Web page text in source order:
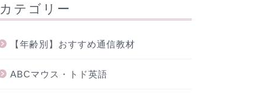
カテゴリー
【年齢別】おすすめ通信教材
ABCマウス・トド英語